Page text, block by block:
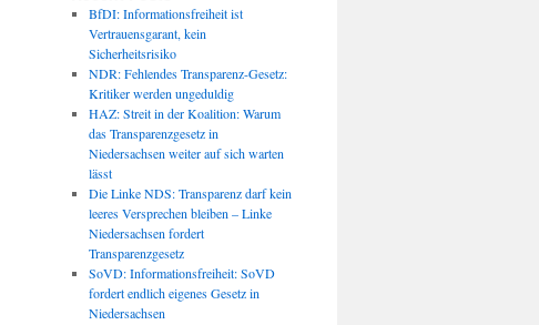
BfDI: Informationsfreiheit ist
Vertrauensgarant, kein
Sicherheitsrisiko
NDR: Fehlendes Transparenz-Gesetz:
Kritiker werden ungeduldig
HAZ: Streit in der Koalition: Warum
das Transparenzgesetz in
Niedersachsen weiter auf sich warten
lässt
Die Linke NDS: Transparenz darf kein
leeres Versprechen bleiben – Linke
Niedersachsen fordert
Transparenzgesetz
SoVD: Informationsfreiheit: SoVD
fordert endlich eigenes Gesetz in
Niedersachsen